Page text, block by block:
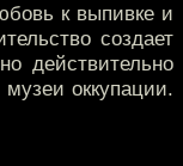
к выпивке и
создает
действительно
оккупации.